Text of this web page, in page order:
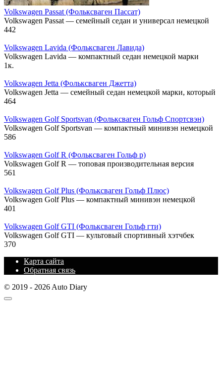
Volkswagen Passat (Фольксваген Пассат)
Volkswagen Passat — семейный седан и универсал немецкой
442
Volkswagen Lavida (Фольксваген Лавида)
Volkswagen Lavida — компактный седан немецкой марки
1к.
Volkswagen Jetta (Фольксваген Джетта)
Volkswagen Jetta — семейный седан немецкой марки, который
464
Volkswagen Golf Sportsvan (Фольксваген Гольф Спортсвэн)
Volkswagen Golf Sportsvan — компактный минивэн немецкой
586
Volkswagen Golf R (Фольксваген Гольф р)
Volkswagen Golf R — топовая производительная версия
561
Volkswagen Golf Plus (Фольксваген Гольф Плюс)
Volkswagen Golf Plus — компактный минивэн немецкой
401
Volkswagen Golf GTI (Фольксваген Гольф гти)
Volkswagen Golf GTI — культовый спортивный хэтчбек
370
Карта сайта
Обратная связь
© 2019 - 2026 Auto Diary